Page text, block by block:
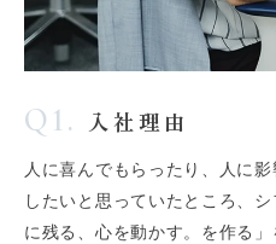
Q1. 入社理由
人に喜んでもらったり、人に
したいと思っていたところ、
に残る、心を動かす。を作る